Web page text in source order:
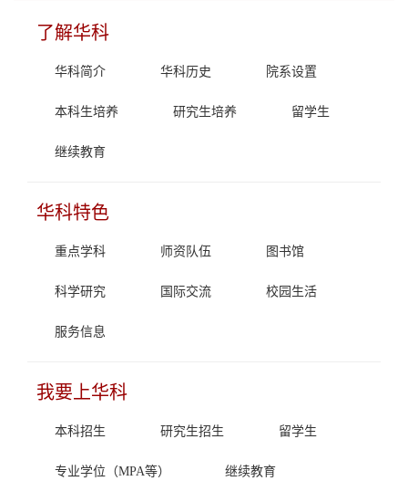
了解华科
华科简介 华科历史 院系设置
本科生培养 研究生培养 留学生
继续教育
华科特色
重点学科 师资队伍 图书馆
科学研究 国际交流 校园生活
服务信息
我要上华科
本科招生 研究生招生 留学生
专业学位（MPA等） 继续教育